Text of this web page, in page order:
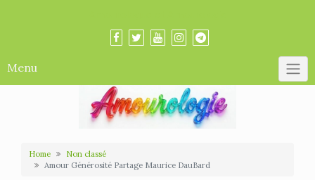
Menu
Home
Non classé
Amour Générosité Partage Maurice DauBard